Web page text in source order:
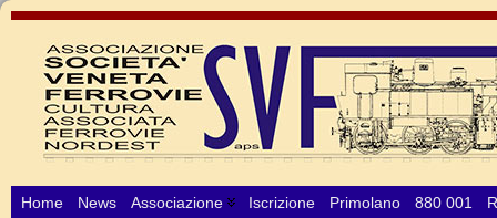
Home News Associazione Iscrizione Primolano 880 001